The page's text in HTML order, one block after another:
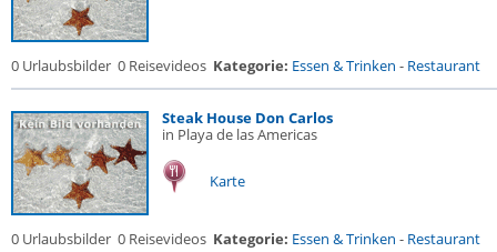
0 Urlaubsbilder 0 Reisevideos Kategorie: Essen & Trinken - Restaurant
Steak House Don Carlos
in Playa de las Americas
Karte
0 Urlaubsbilder 0 Reisevideos Kategorie: Essen & Trinken - Restaurant